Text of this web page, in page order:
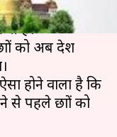
सोच रहे हैं,
है।
को अब देश
होने वाला है कि
पहले छात्रों को